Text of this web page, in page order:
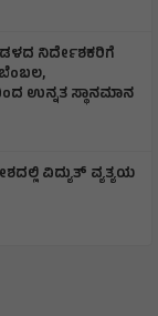
ನಿರ್ದೇಶಕರಿಗೆ
ಉನ್ನತ ಸ್ಥಾನಮಾನ
ವಿದ್ಯುತ್ ವ್ಯತ್ಯಯ